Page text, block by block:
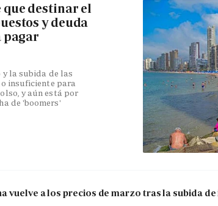
que destinar el
y deuda
pagar
la subida de las
insuficiente para
y aún está por
de 'boomers'
vuelve a los precios de marzo tras la subida